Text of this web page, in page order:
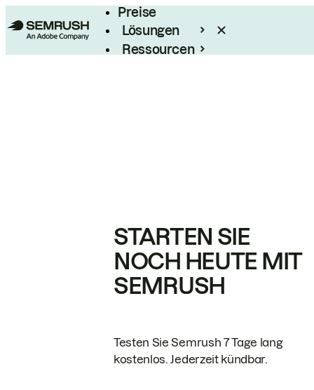
Preise
Lösungen
Ressourcen
STARTEN SIE
NOCH HEUTE MIT
SEMRUSH
Testen Sie Semrush 7 Tage lang
kostenlos. Jederzeit kündbar.